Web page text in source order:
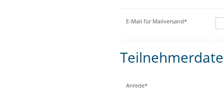
E-Mail für Mailversand*
Anrede*